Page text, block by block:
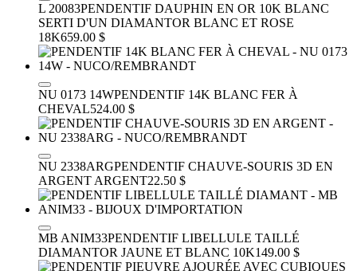
L 20083PENDENTIF DAUPHIN EN OR 10K BLANC
SERTI D'UN DIAMANTOR BLANC ET ROSE
18K659.00 $
NU 0173 14WPENDENTIF 14K BLANC FER À
CHEVAL524.00 $
NU 2338ARGPENDENTIF CHAUVE-SOURIS 3D EN
ARGENT ARGENT22.50 $
MB ANIM33PENDENTIF LIBELLULE TAILLÉ
DIAMANTOR JAUNE ET BLANC 10K149.00 $